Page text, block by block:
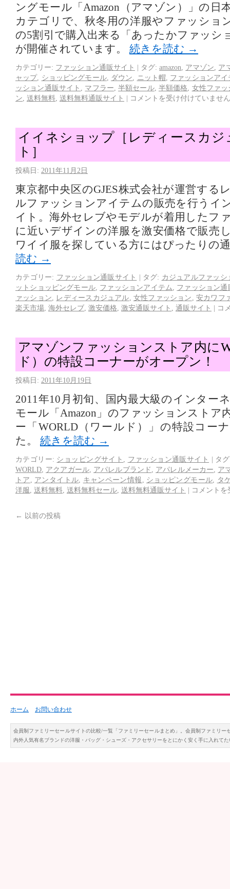
ングモール「Amazon（アマゾン）」の日
カテゴリで、秋冬用の洋服やファッショ
の5割引で購入出来る「あったかファッシ
が開催されています。 続きを読む →
カテゴリー: ファッション通販サイト | タグ: amazon アマゾン
ア
ャップ, ショッピングモール, ダウン ニット帽 ファッションアイ
ッション通販サイト
マフラー ,半額セール, 半額価格
女性ファッ
ン 送料無料 送料無料通販サイト | コメントを受け付けていません
イイネショップ［レディースカジ
ト］
投稿日: 2011年11月2日
東京都中央区のGJES株式会社が運営する
ルファッションアイテムの販売を行うイ
イト。海外セレブやモデルが着用したフ
に近いデザインの洋服を激安価格で販売
ワイイ服を探している方にはぴったりの
読む →
カテゴリー: ファッション通販サイト | タグ: カジュアルファッシ
ットショッピングモール ファッションアイテム
ファッション通
ァッション
レディースカジュアル 女性ファッション
安カワフ
楽天市場 海外セレブ 激安価格 激安通販サイト 通販サイト | コ
アマゾンファッションストア内に
ド）の特設コーナーがオープン！
投稿日: 2011年10月19日
2011年10月初旬、国内最大級のインター
モール「Amazon」のファッションストア
ー「WORLD（ワールド）」の特設コー
た。 続きを読む →
カテゴリー: ショッピングサイト ファッション通販サイト | タ
WORLD アクアガール, アパレルブランド アパレルメーカー
ア
トア
アンタイトル キャンペーン情報 ショッピングモール
タ
洋服 送料無料 送料無料セール 送料無料通販サイト | コメント
← 以前の投稿
ホーム お問い合わせ
会員制ファミリーセールサイトの比較/一覧「ファミリーセールまとめ」。会員制ファミリ
内外人気有名ブランドの洋服・バッグ・シューズ・アクセサリーをとにかく安く手に入れて